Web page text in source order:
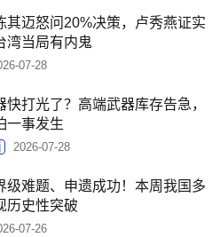
其迈怒问20%决策，卢秀燕证实
湾当局有内鬼
07-28
快打光了？高端武器库存告急，
一事发生
2026-07-28
级难题、申遗成功！本周我国多
历史性突破
07-26